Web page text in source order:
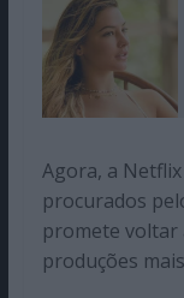
Agora, a
procurados
promete voltar
produções